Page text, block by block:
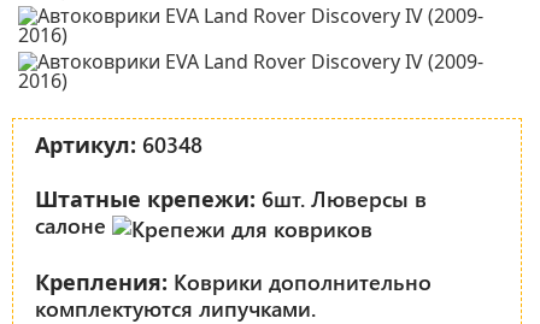
Артикул: 60348
Штатные крепежи: 6шт. Люверсы в
салоне
Крепления: Коврики дополнительно
комплектуются липучками.